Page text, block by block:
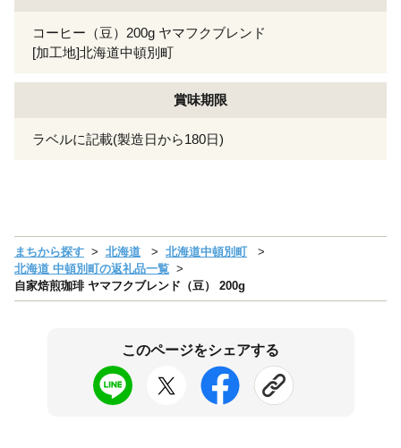
コーヒー（豆）200g ヤマフクブレンド
[加工地]北海道中頓別町
賞味期限
ラベルに記載(製造日から180日)
まちから探す 北海道
北海道中頓別町
北海道 中頓別町の返礼品一覧
自家焙煎珈琲 ヤマフクブレンド（豆） 200g
このページをシェアする